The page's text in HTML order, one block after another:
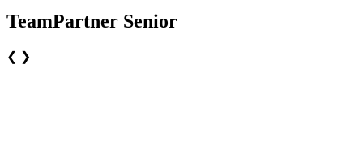
TeamPartner Senior
❮ ❯